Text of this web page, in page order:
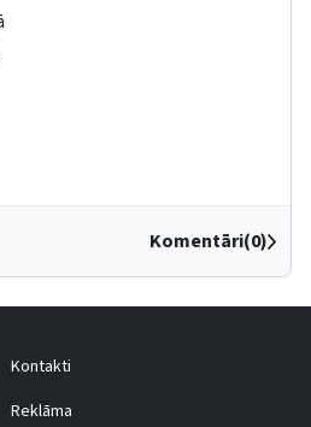
Komentāri(0)
Kontakti
Reklāma